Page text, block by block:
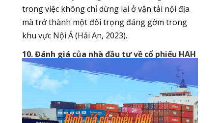
trong việc không chỉ dừng lại ở vận tải nội địa
mà trở thành một đối trọng đáng gờm trong
khu vực Nội Á (Hải An, 2023).
10. Đánh giá của nhà đầu tư về cổ phiếu HAH